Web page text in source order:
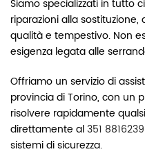
Siamo specializzati in tutto
riparazioni alla
qualità e tempestivo. Non
esigenza legata alle
Offriamo un servizio di
provincia di Torino, con un
risolvere rapidamente
direttamente al351 8816239
sistemi di sicurezza.